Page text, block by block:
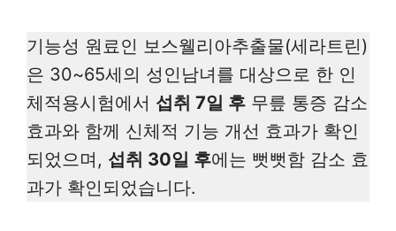
기능성 원료인 보스웰리아추출물(세라트린)
은 30~65세의 성인남녀를 대상으로 한 인
체적용시험에서 섭취 7일 후 무릎 통증 감소
효과와 함께 신체적 기능 개선 효과가 확인
되었으며, 섭취 30일 후에는 뻣뻣함 감소 효
과가 확인되었습니다.